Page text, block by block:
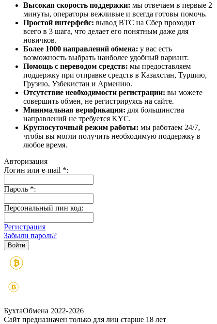
Высокая скорость поддержки: мы отвечаем в первые 2
минуты, операторы вежливые и всегда готовы помочь.
Простой интерфейс: вывод BTC на Сбер проходит
всего в 3 шага, что делает его понятным даже для
новичков.
Более 1000 направлений обмена: у вас есть
возможность выбрать наиболее удобный вариант.
Помощь с переводом средств: мы предоставляем
поддержку при отправке средств в Казахстан, Турцию,
Грузию, Узбекистан и Армению.
Отсутствие необходимости регистрации: вы можете
совершить обмен, не регистрируясь на сайте.
Минимальная верификация: для большинства
направлений не требуется KYC.
Круглосуточный режим работы: мы работаем 24/7,
чтобы вы могли получить необходимую поддержку в
любое время.
Авторизация
Логин или e-mail *:
Пароль *:
Персональный пин код:
Регистрация
Забыли пароль?
БухтаОбмена 2022-2026
Сайт предназначен только для лиц старше 18 лет